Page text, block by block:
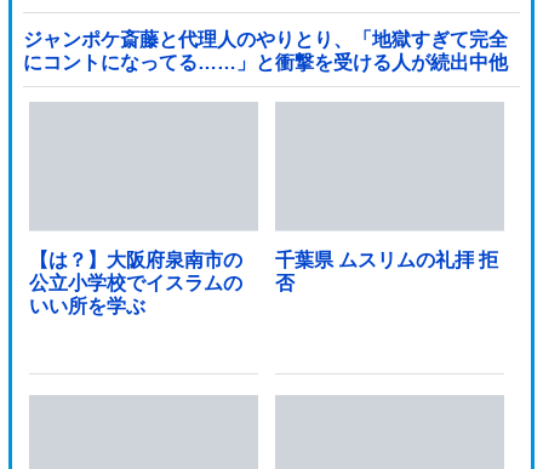
ジャンポケ斎藤と代理人のやりとり、「地獄すぎて完全
にコントになってる……」と衝撃を受ける人が続出中他
【は？】大阪府泉南市の
公立小学校でイスラムの
いい所を学ぶ
千葉県 ムスリムの礼拝 拒
否